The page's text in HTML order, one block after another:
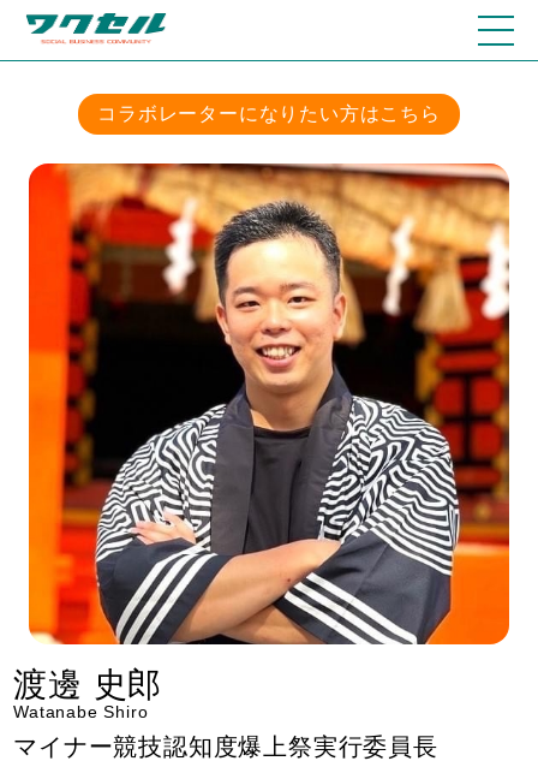
コラボレーターになりたい方はこちら
渡邊 史郎
Watanabe Shiro
マイナー競技認知度爆上祭実行委員長